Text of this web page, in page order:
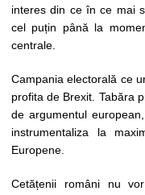
interes din ce în ce mai
cel puțin până la
centrale.
Campania electorală ce
profita de Brexit. Tabăra
de argumentul
instrumentaliza la
Europene.
Cetățenii români nu